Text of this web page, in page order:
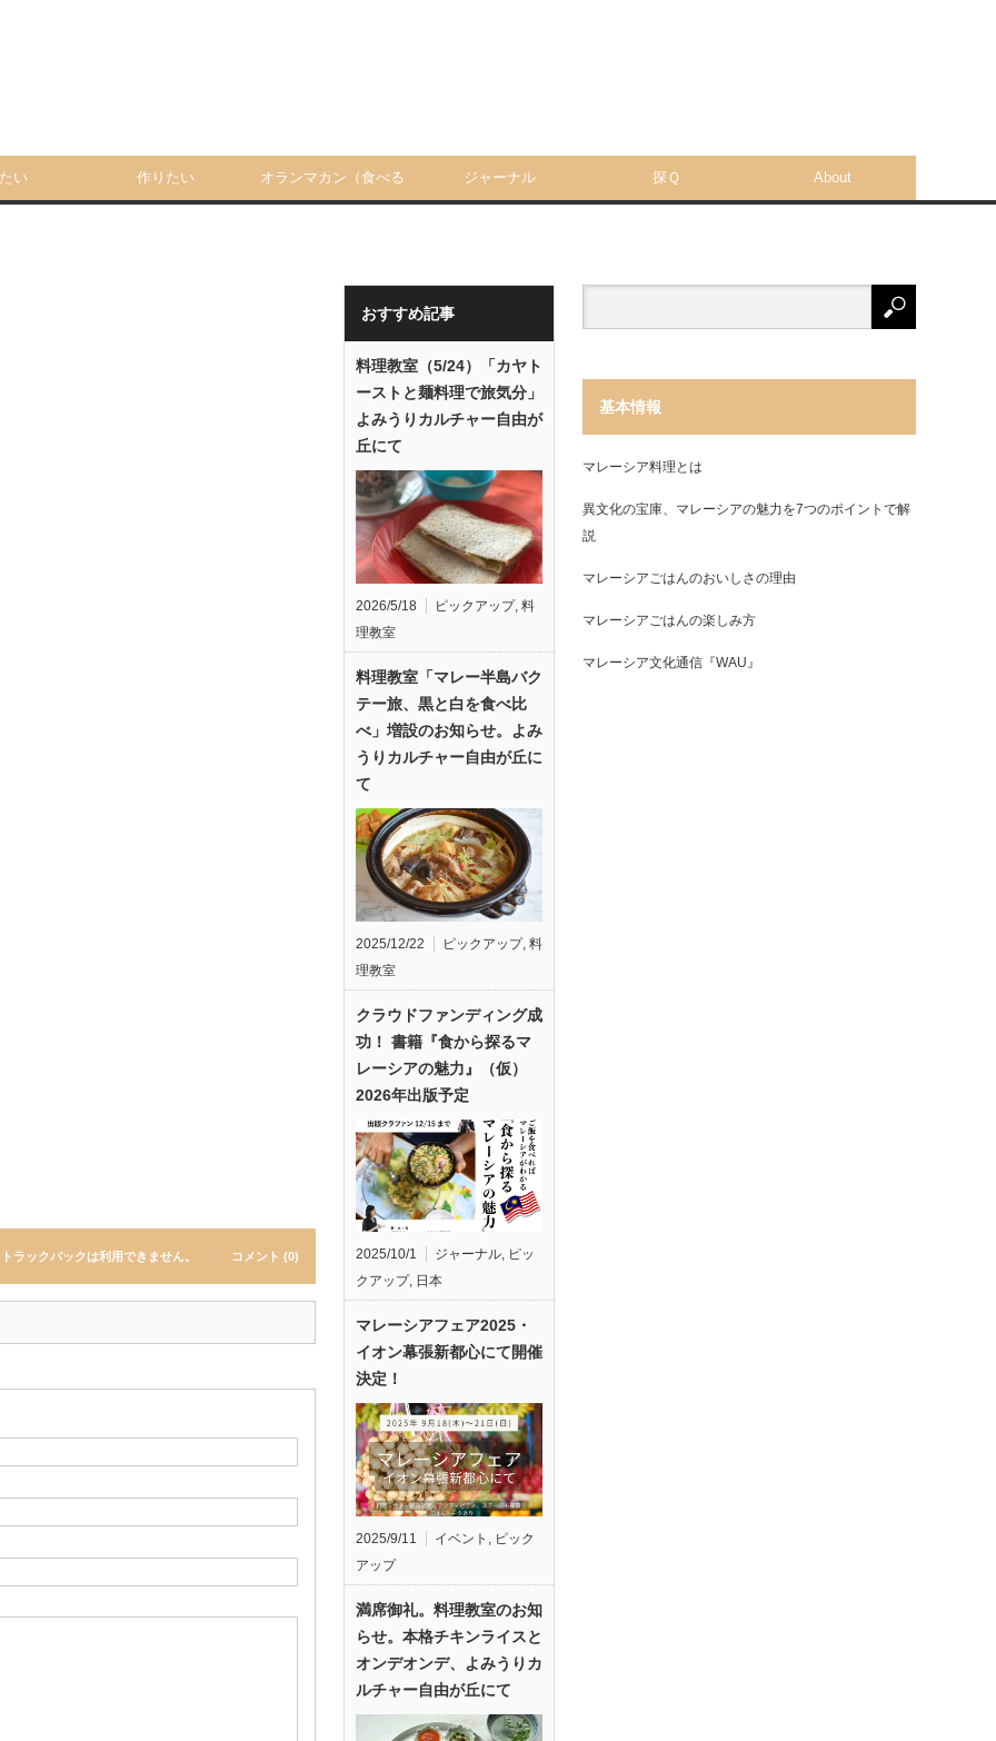
い 作りたい オランマカン（食べる ジャーナル 探Ｑ About
トラックバックは利用できません。 コメント (0)
おすすめ記事
料理教室（5/24）「カヤト
ーストと麺料理で旅気分」
よみうりカルチャー自由が
丘にて
2026/5/18 ピックアップ, 料
理教室
料理教室「マレー半島バク
テー旅、黒と白を食べ比
べ」増設のお知らせ。よみ
うりカルチャー自由が丘に
て
2025/12/22 ピックアップ, 料
理教室
クラウドファンディング成
功！ 書籍『食から探るマ
レーシアの魅力』（仮）
2026年出版予定
2025/10/1 ジャーナル, ピッ
クアップ, 日本
マレーシアフェア2025・
イオン幕張新都心にて開催
決定！
2025/9/11 イベント , ピック
アップ
満席御礼。料理教室のお知
らせ。本格チキンライスと
オンデオンデ、よみうりカ
ルチャー自由が丘にて
基本情報
マレーシア料理とは
異文化の宝庫、マレーシアの魅力を7つのポイントで解
説
マレーシアごはんのおいしさの理由
マレーシアごはんの楽しみ方
マレーシア文化通信『WAU』